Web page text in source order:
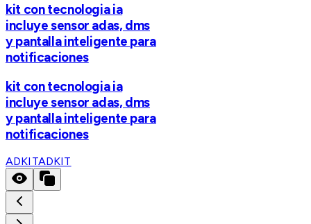
kit con tecnologia ia
incluye sensor adas, dms
y pantalla inteligente para
notificaciones
kit con tecnologia ia
incluye sensor adas, dms
y pantalla inteligente para
notificaciones
ADKITADKIT